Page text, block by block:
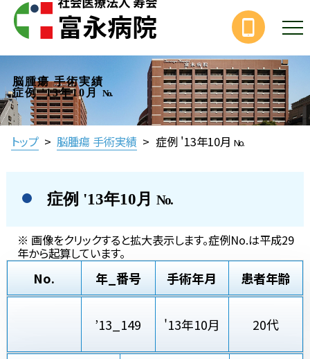
脳腫瘍 手術実績
症例 '13年10月
No.
トップ > 脳腫瘍 手術実績 > 症例 '13年10月 No.
症例 '13年10月 No.
※ 画像をクリックすると拡大表示します。症例No.は平成29
年から起算しています。
No. 年_番号 手術年月 患者年齢
’13_149 '13年10月 20代